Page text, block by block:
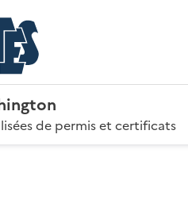
de permis et certificats